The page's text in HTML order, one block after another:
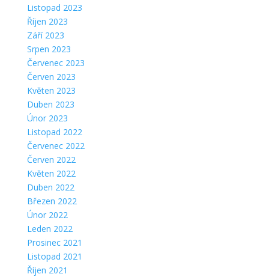
Listopad 2023
Říjen 2023
Září 2023
Srpen 2023
Červenec 2023
Červen 2023
Květen 2023
Duben 2023
Únor 2023
Listopad 2022
Červenec 2022
Červen 2022
Květen 2022
Duben 2022
Březen 2022
Únor 2022
Leden 2022
Prosinec 2021
Listopad 2021
Říjen 2021